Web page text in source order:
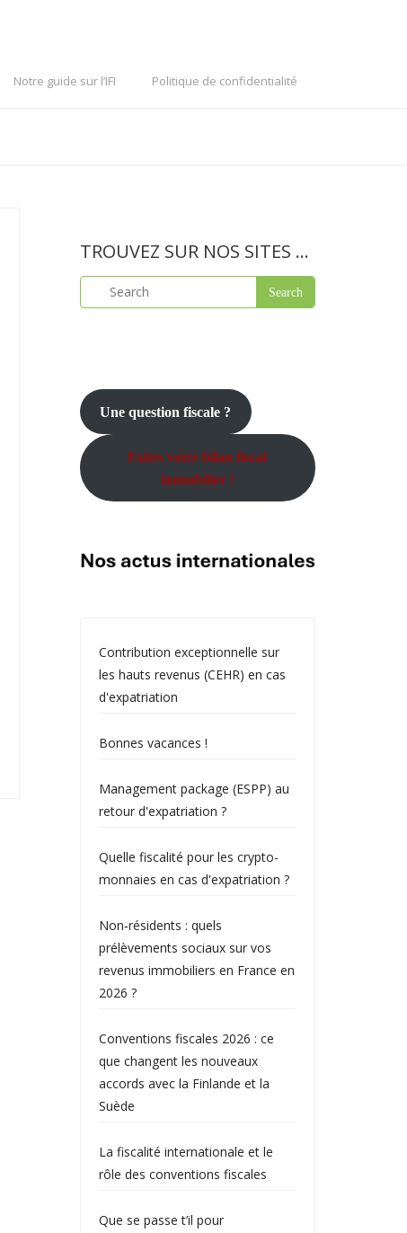
Notre guide sur l’IFI Politique de confidentialité
TROUVEZ SUR NOS SITES …
Une question fiscale ?
Faites votre bilan fiscal
immobilier !
Contribution exceptionnelle sur
les hauts revenus (CEHR) en cas
d'expatriation
Bonnes vacances !
Management package (ESPP) au
retour d'expatriation ?
Quelle fiscalité pour les crypto-
monnaies en cas d'expatriation ?
Non‑résidents : quels
prélèvements sociaux sur vos
revenus immobiliers en France en
2026 ?
Conventions fiscales 2026 : ce
que changent les nouveaux
accords avec la Finlande et la
Suède
La fiscalité internationale et le
rôle des conventions fiscales
Que se passe t’il pour